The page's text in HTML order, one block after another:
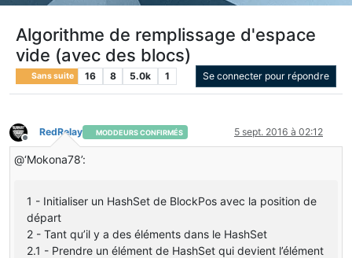
Algorithme de remplissage d'espace
vide (avec des blocs)
Sans suite 16 8 5.0k 1 Se connecter pour répondre
Hors-ligne
RedRelay MODDEURS CONFIRMÉS 5 sept. 2016 à 02:12
@‘Mokona78’:
1 - Initialiser un HashSet de BlockPos avec la position de
départ
2 - Tant qu’il y a des éléments dans le HashSet
2.1 - Prendre un élément de HashSet qui devient l’élément